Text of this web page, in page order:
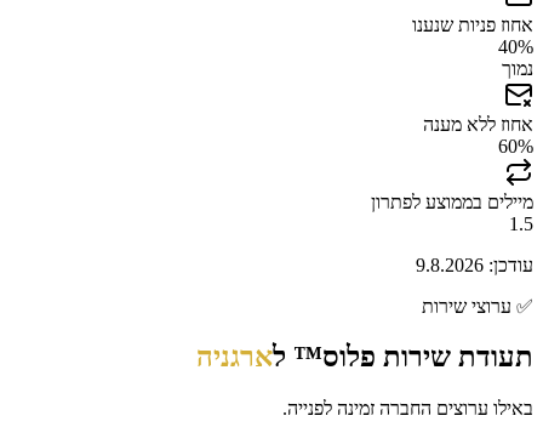
אחוז פניות שנענו
40%
נמוך
אחוז ללא מענה
60%
מיילים בממוצע לפתרון
1.5
עודכן: 9.8.2026
✅ ערוצי שירות
תעודת שירות פלוס™ לארגניה
באילו ערוצים החברה זמינה לפנייה.